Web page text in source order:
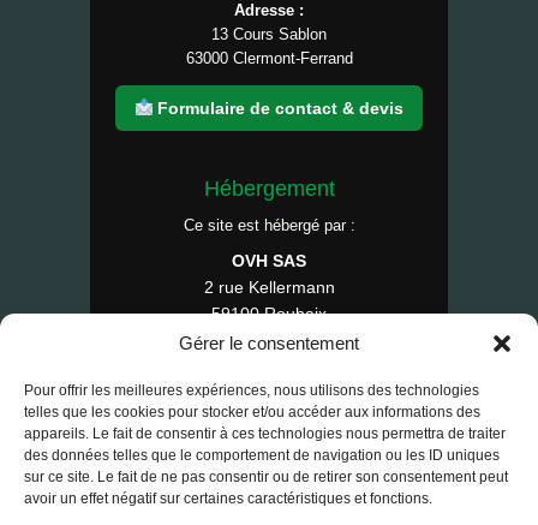
Gérer le consentement
Pour offrir les meilleures expériences, nous utilisons des technologies
telles que les cookies pour stocker et/ou accéder aux informations des
appareils. Le fait de consentir à ces technologies nous permettra de traiter
des données telles que le comportement de navigation ou les ID uniques
sur ce site. Le fait de ne pas consentir ou de retirer son consentement peut
avoir un effet négatif sur certaines caractéristiques et fonctions.
Adresse :
13 Cours Sablon
63000 Clermont-Ferrand
Formulaire de contact & devis
Hébergement
Ce site est hébergé par :
OVH SAS
2 rue Kellermann
59100 Roubaix
France
© 2025 RE-FAP — Tous droits réservés.